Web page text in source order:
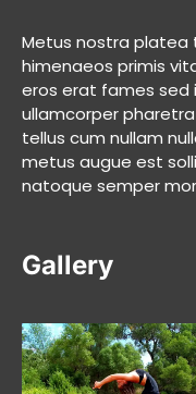
Metus nostra
himenaeos primis
eros erat fames sed
ullamcorper
tellus cum nullam
metus augue est
natoque semper
Gallery